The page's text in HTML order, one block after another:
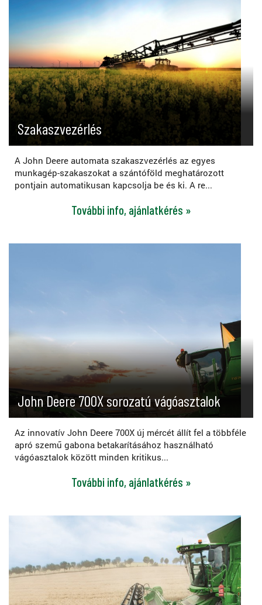
Szakaszvezérlés
A John Deere automata szakaszvezérlés az egyes
munkagép-szakaszokat a szántóföld meghatározott
pontjain automatikusan kapcsolja be és ki. A re...
További info, ajánlatkérés »
John Deere 700X sorozatú vágóasztalok
Az innovatív John Deere 700X új mércét állít fel a többféle
apró szemű gabona betakarításához használható
vágóasztalok között minden kritikus...
További info, ajánlatkérés »